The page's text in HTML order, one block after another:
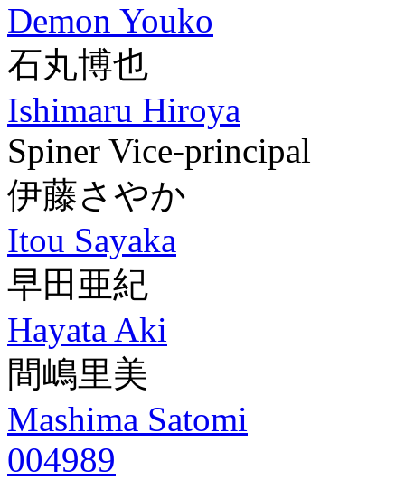
Demon Youko
石丸博也
Ishimaru Hiroya
Spiner Vice-principal
伊藤さやか
Itou Sayaka
早田亜紀
Hayata Aki
間嶋里美
Mashima Satomi
004989